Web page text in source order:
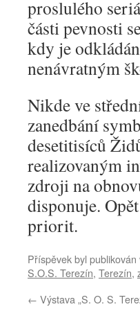
proslulého
části pevnosti
kdy je
nenávratným
Nikde ve
zanedbání
desetitisíců
realizovaným
zdroji na
disponuje.
priorit.
Příspěvek byl publikován
S.O.S. Terezín, Terezín,
← Výstava „S. O. S.